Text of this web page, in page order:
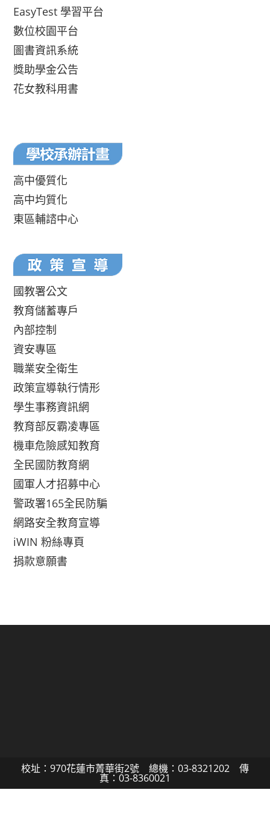
EasyTest 學習平台
數位校園平台
圖書資訊系統
獎助學金公告
花女教科用書
高中優質化
高中均質化
東區輔諮中心
國教署公文
教育儲蓄專戶
內部控制
資安專區
職業安全衛生
政策宣導執行情形
學生事務資訊網
教育部反霸凌專區
機車危險感知教育
全民國防教育網
國軍人才招募中心
警政署165全民防騙
網路安全教育宣導
iWIN 粉絲專頁
捐款意願書
校址：970花蓮市菁華街2號 總機：03-8321202 傳
真：03-8360021